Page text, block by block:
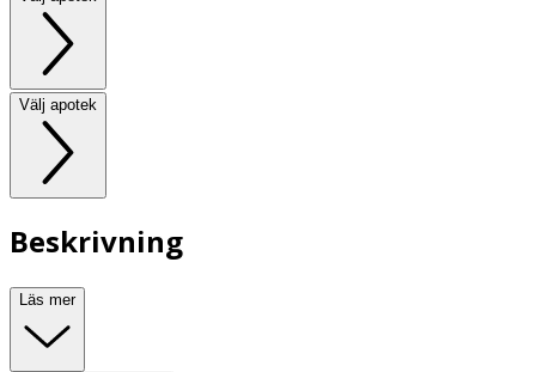
Välj apotek
Beskrivning
Läs mer